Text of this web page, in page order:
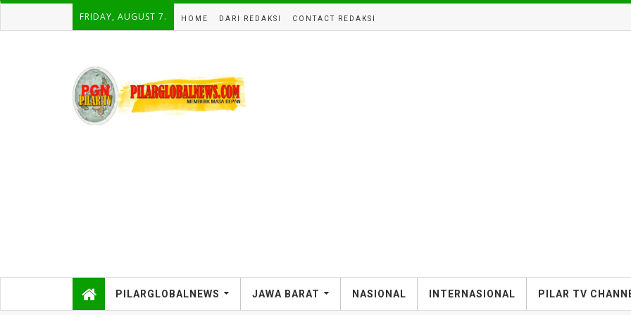
FRIDAY, AUGUST 7. HOME DARI REDAKSI CONTACT REDAKSI
PILARGLOBALNEWS JAWA BARAT NASIONAL INTERNASIONAL PILAR TV